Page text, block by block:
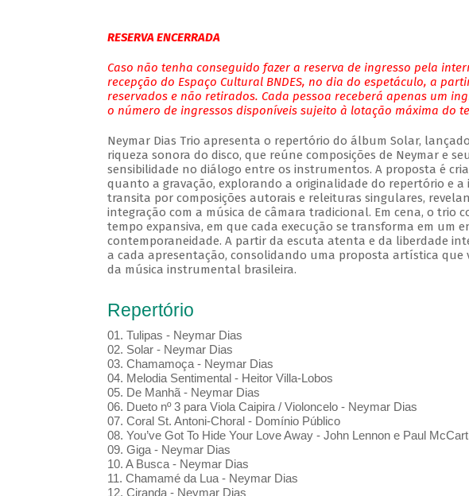
RESERVA ENCERRADA
Caso não tenha conseguido fazer a reserva de ingresso pela
recepção do Espaço Cultural BNDES, no dia do espetáculo, a
reservados e não retirados. Cada pessoa receberá apenas um
o número de ingressos disponíveis sujeito à lotação máxima do
Neymar Dias Trio apresenta o repertório do álbum Solar,
riqueza sonora do disco, que reúne composições de Neymar e
sensibilidade no diálogo entre os instrumentos. A proposta é
quanto a gravação, explorando a originalidade do repertório e
transita por composições autorais e releituras singulares,
integração com a música de câmara tradicional. Em cena, o trio
tempo expansiva, em que cada execução se transforma em um
contemporaneidade. A partir da escuta atenta e da liberdade
a cada apresentação, consolidando uma proposta artística que
da música instrumental brasileira.
Repertório
01. Tulipas - Neymar Dias
02. Solar - Neymar Dias
03. Chamamoça - Neymar Dias
04. Melodia Sentimental - Heitor Villa-Lobos
05. De Manhã - Neymar Dias
06. Dueto nº 3 para Viola Caipira / Violoncelo - Neymar Dias
07. Coral St. Antoni-Choral - Domínio Público
08. You’ve Got To Hide Your Love Away - John Lennon e Paul
09. Giga - Neymar Dias
10. A Busca - Neymar Dias
11. Chamamé da Lua - Neymar Dias
12. Ciranda - Neymar Dias